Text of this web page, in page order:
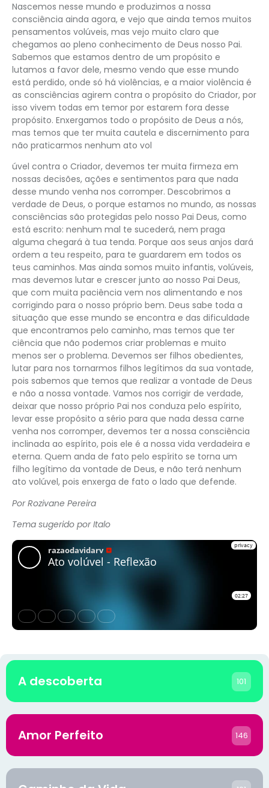
Nascemos nesse mundo e produzimos a nossa
consciência ainda agora, e vejo que ainda temos muitos
pensamentos volúveis, mas vejo muito claro que
chegamos ao pleno conhecimento de Deus nosso Pai.
Sabemos que estamos dentro de um propósito e
lutamos a favor dele, mesmo vendo que esse mundo
está perdido, onde só há violências, e a maior violência é
as consciências agirem contra o propósito do Criador, por
isso vivem todas em temor por estarem fora desse
propósito. Enxergamos todo o propósito de Deus a nós,
mas temos que ter muita cautela e discernimento para
não praticarmos nenhum ato vol
úvel contra o Criador, devemos ter muita firmeza em
nossas decisões, ações e sentimentos para que nada
desse mundo venha nos corromper. Descobrimos a
verdade de Deus, o porque estamos no mundo, as nossas
consciências são protegidas pelo nosso Pai Deus, como
está escrito: nenhum mal te sucederá, nem praga
alguma chegará à tua tenda. Porque aos seus anjos dará
ordem a teu respeito, para te guardarem em todos os
teus caminhos. Mas ainda somos muito infantis, volúveis,
mas devemos lutar e crescer junto ao nosso Pai Deus,
que com muita paciência vem nos alimentando e nos
corrigindo para o nosso próprio bem. Deus sabe toda a
situação que esse mundo se encontra e das dificuldade
que encontramos pelo caminho, mas temos que ter
ciência que não podemos criar problemas e muito
menos ser o problema. Devemos ser filhos obedientes,
lutar para nos tornarmos filhos legítimos da sua vontade,
pois sabemos que temos que realizar a vontade de Deus
e não a nossa vontade. Vamos nos corrigir de verdade,
deixar que nosso próprio Pai nos conduza pelo espírito,
levar esse propósito a sério para que nada dessa carne
venha nos corromper, devemos ter a nossa consciência
inclinada ao espírito, pois ele é a nossa vida verdadeira e
eterna. Quem anda de fato pelo espírito se torna um
filho legítimo da vontade de Deus, e não terá nenhum
ato volúvel, pois enxerga de fato o lado que defende.
Por Rozivane Pereira
Tema sugerido por Italo
A descoberta 101
Amor Perfeito 146